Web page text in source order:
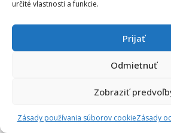
určité vlastnosti a funkcie.
Prijať
Odmietnuť
Zobraziť
Zásady používania súborov cookieZásady